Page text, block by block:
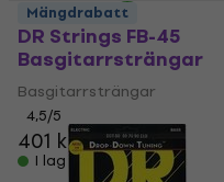
DR Strings FB-45
Basgitarrsträngar
Basgitarrsträngar
4,5/5
401 kr
I lager för E-shop
Mängdrabatt